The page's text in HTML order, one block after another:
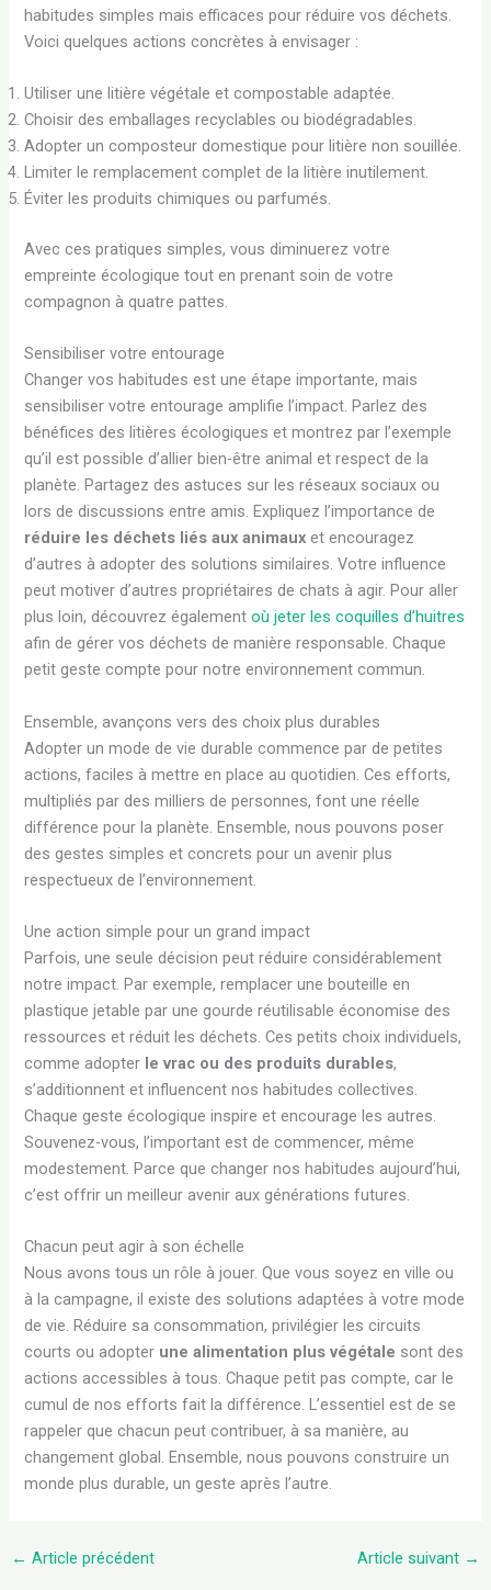
habitudes simples mais efficaces pour réduire vos déchets.
Voici quelques actions concrètes à envisager :
Utiliser une litière végétale et compostable adaptée.
Choisir des emballages recyclables ou biodégradables.
Adopter un composteur domestique pour litière non souillée.
Limiter le remplacement complet de la litière inutilement.
Éviter les produits chimiques ou parfumés.
Avec ces pratiques simples, vous diminuerez votre
empreinte écologique tout en prenant soin de votre
compagnon à quatre pattes.
Sensibiliser votre entourage
Changer vos habitudes est une étape importante, mais
sensibiliser votre entourage amplifie l’impact. Parlez des
bénéfices des litières écologiques et montrez par l’exemple
qu’il est possible d’allier bien-être animal et respect de la
planète. Partagez des astuces sur les réseaux sociaux ou
lors de discussions entre amis. Expliquez l’importance de
réduire les déchets liés aux animaux et encouragez
d’autres à adopter des solutions similaires. Votre influence
peut motiver d’autres propriétaires de chats à agir. Pour aller
plus loin, découvrez égalementoù jeter les coquilles d’huitres
afin de gérer vos déchets de manière responsable. Chaque
petit geste compte pour notre environnement commun.
Ensemble, avançons vers des choix plus durables
Adopter un mode de vie durable commence par de petites
actions, faciles à mettre en place au quotidien. Ces efforts,
multipliés par des milliers de personnes, font une réelle
différence pour la planète. Ensemble, nous pouvons poser
des gestes simples et concrets pour un avenir plus
respectueux de l’environnement.
Une action simple pour un grand impact
Parfois, une seule décision peut réduire considérablement
notre impact. Par exemple, remplacer une bouteille en
plastique jetable par une gourde réutilisable économise des
ressources et réduit les déchets. Ces petits choix individuels,
comme adopter le vrac ou des produits durables,
s’additionnent et influencent nos habitudes collectives.
Chaque geste écologique inspire et encourage les autres.
Souvenez-vous, l’important est de commencer, même
modestement. Parce que changer nos habitudes aujourd’hui,
c’est offrir un meilleur avenir aux générations futures.
Chacun peut agir à son échelle
Nous avons tous un rôle à jouer. Que vous soyez en ville ou
à la campagne, il existe des solutions adaptées à votre mode
de vie. Réduire sa consommation, privilégier les circuits
courts ou adopter une alimentation plus végétale sont des
actions accessibles à tous. Chaque petit pas compte, car le
cumul de nos efforts fait la différence. L’essentiel est de se
rappeler que chacun peut contribuer, à sa manière, au
changement global. Ensemble, nous pouvons construire un
monde plus durable, un geste après l’autre.
← Article précédent Article suivant →